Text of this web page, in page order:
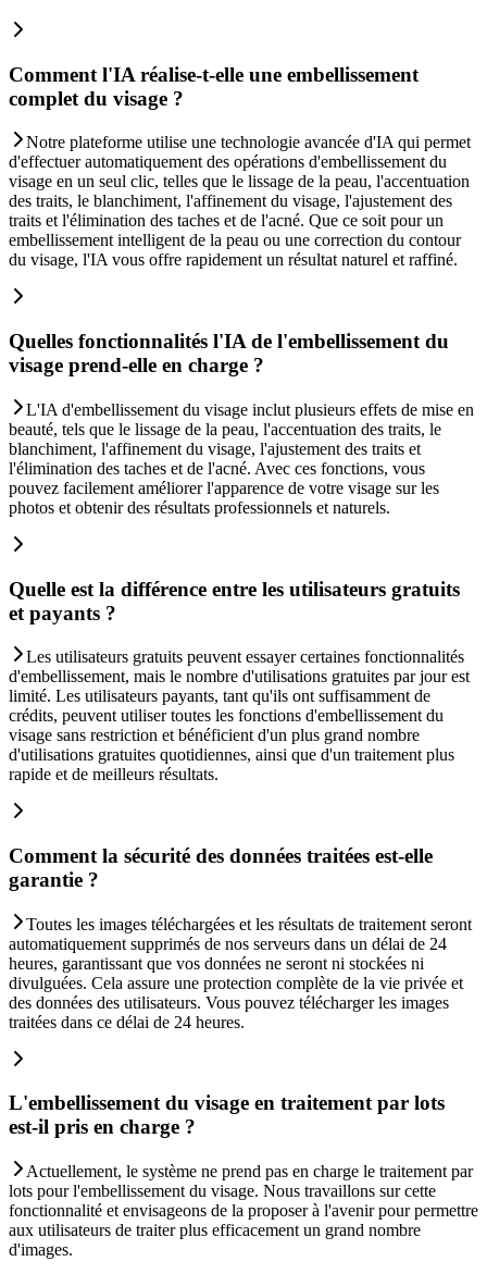
Comment l'IA réalise-t-elle une embellissement
complet du visage ?
Notre plateforme utilise une technologie avancée d'IA qui permet
d'effectuer automatiquement des opérations d'embellissement du
visage en un seul clic, telles que le lissage de la peau, l'accentuation
des traits, le blanchiment, l'affinement du visage, l'ajustement des
traits et l'élimination des taches et de l'acné. Que ce soit pour un
embellissement intelligent de la peau ou une correction du contour
du visage, l'IA vous offre rapidement un résultat naturel et raffiné.
Quelles fonctionnalités l'IA de l'embellissement du
visage prend-elle en charge ?
L'IA d'embellissement du visage inclut plusieurs effets de mise en
beauté, tels que le lissage de la peau, l'accentuation des traits, le
blanchiment, l'affinement du visage, l'ajustement des traits et
l'élimination des taches et de l'acné. Avec ces fonctions, vous
pouvez facilement améliorer l'apparence de votre visage sur les
photos et obtenir des résultats professionnels et naturels.
Quelle est la différence entre les utilisateurs gratuits
et payants ?
Les utilisateurs gratuits peuvent essayer certaines fonctionnalités
d'embellissement, mais le nombre d'utilisations gratuites par jour est
limité. Les utilisateurs payants, tant qu'ils ont suffisamment de
crédits, peuvent utiliser toutes les fonctions d'embellissement du
visage sans restriction et bénéficient d'un plus grand nombre
d'utilisations gratuites quotidiennes, ainsi que d'un traitement plus
rapide et de meilleurs résultats.
Comment la sécurité des données traitées est-elle
garantie ?
Toutes les images téléchargées et les résultats de traitement seront
automatiquement supprimés de nos serveurs dans un délai de 24
heures, garantissant que vos données ne seront ni stockées ni
divulguées. Cela assure une protection complète de la vie privée et
des données des utilisateurs. Vous pouvez télécharger les images
traitées dans ce délai de 24 heures.
L'embellissement du visage en traitement par lots
est-il pris en charge ?
Actuellement, le système ne prend pas en charge le traitement par
lots pour l'embellissement du visage. Nous travaillons sur cette
fonctionnalité et envisageons de la proposer à l'avenir pour permettre
aux utilisateurs de traiter plus efficacement un grand nombre
d'images.